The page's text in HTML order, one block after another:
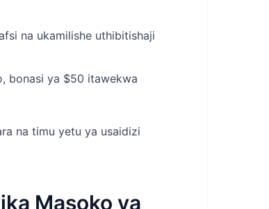
na ukamilishe uthibitishaji
bonasi ya $50 itawekwa
na timu yetu ya usaidizi
Masoko ya